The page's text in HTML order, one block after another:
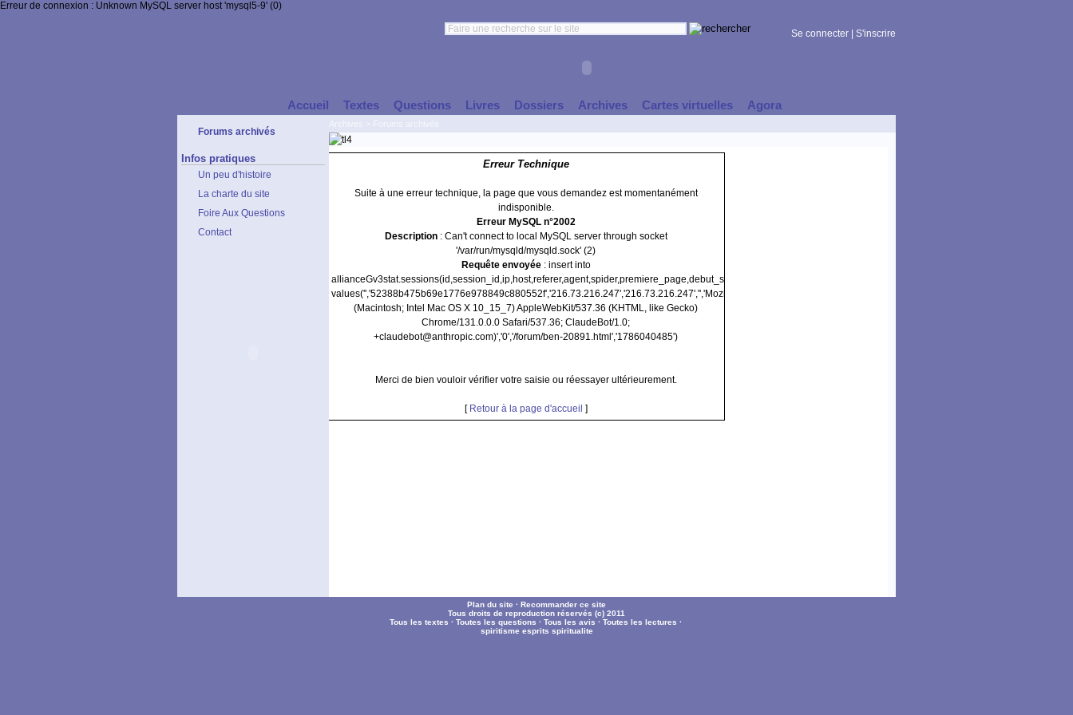
Erreur de connexion : Unknown MySQL server host 'mysql5-9' (0)
Se connecter S'inscrire
Accueil Textes Questions Livres Dossiers Archives Cartes virtuelles Agora
Forums archivés
Infos pratiques
Un peu d'histoire
La charte du site
Foire Aux Questions
Contact
Erreur Technique
Suite à une erreur technique, la page que vous demandez est momentanément
indisponible.
Erreur MySQL n°2002
Description: Can't connect to local MySQL server through socket
'/var/run/mysqld/mysqld.sock' (2)
Requête envoyée: insert into
allianceGv3stat.sessions(id,session_id,ip,host,referer,agent,spider,premiere_page,debut_session)
values('','52388b475b69e1776e978849c880552f','216.73.216.247','216.73.216.247','','Mozilla/5.0
(Macintosh; Intel Mac OS X 10_15_7) AppleWebKit/537.36 (KHTML, like Gecko)
Chrome/131.0.0.0 Safari/537.36; ClaudeBot/1.0;
+claudebot@anthropic.com)','0','/forum/ben-20891.html','1786040485')
Merci de bien vouloir vérifier votre saisie ou réessayer ultérieurement.
[ Retour à la page d'accueil ]
Plan du site · Recommander ce site
Tous droits de reproduction réservés (c) 2011
Tous les textes · Toutes les questions · Tous les avis · Toutes les lectures ·
spiritisme esprits spiritualite